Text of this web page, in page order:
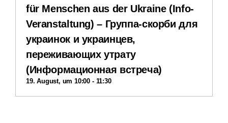
für Menschen aus der Ukraine (Info-
Veranstaltung) – Группа-скорби для
украинок и украинцев,
переживающих утрату
(Информационная встреча)
19. August, um 10:00 - 11:30